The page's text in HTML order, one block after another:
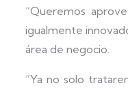
“Queremos
igualmente
área de negocio.
“Ya no solo